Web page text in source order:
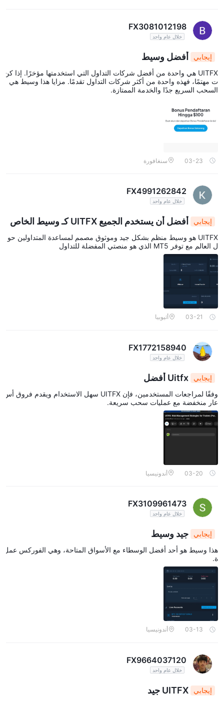
FX3081012198
خلال عام واحد
إيجابي أفضل وسيط
UITFX هي واحدة من أفضل شركات التداول التي استخدمتها مؤخرًا. إذا كن
ت مهتمًا، فهذه واحدة من أكثر شركات التداول تقدمًا. مزايا هذا وسيط هي
السحب السريع جدًا والخدمة الممتازة.
03-23 سنغافورة
FX4991262842
خلال عام واحد
إيجابي
أفضل أن يستخدم الجميع UITFX كـ وسيط الخاص
بهم
UITFX هو وسيط منظم بشكل جيد وموثوق مصمم لمساعدة المتداولين حو
ل العالم مع توفر MT5 الذي هو منصتي المفضلة للتداول
03-21 أثيوبيا
FX1772158940
خلال عام واحد
إيجابي
وفقًا لمراجعات المستخدمين، فإن UITFX سهل الاستخدام ويقدم فروق أس
عار منخفضة مع عمليات سحب سريعة.
03-20 أندونيسيا
FX3109961473
خلال عام واحد
إيجابي جيد وسيط
هذا وسيط هو أحد أفضل الوسطاء مع الأسواق المتاحة، وهي الفوركس عمل
ة.
03-13 أندونيسيا
FX9664037120
خلال عام واحد
إيجابي